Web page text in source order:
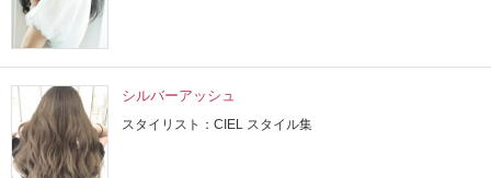
シルバーアッシュ
スタイリスト：CIEL スタイル集